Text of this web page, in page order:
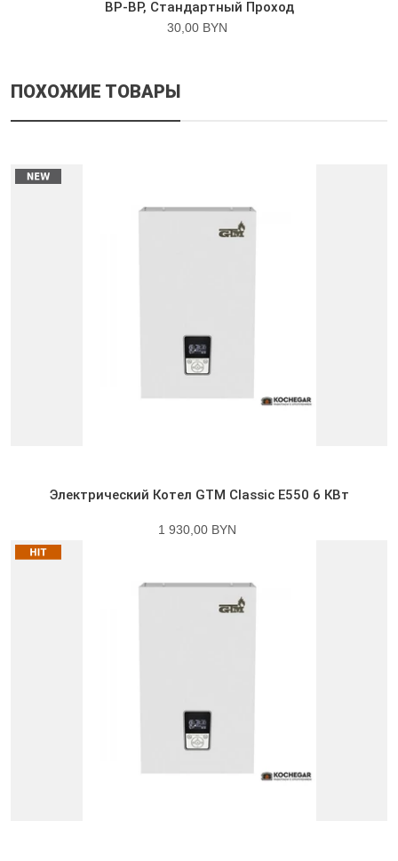
ВР-ВР, Стандартный Проход
30,00 BYN
ПОХОЖИЕ ТОВАРЫ
Электрический Котел GTM Classic E550 6 КВт
1 930,00 BYN